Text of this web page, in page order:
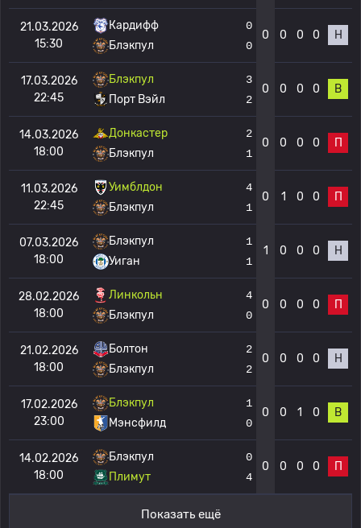
21.03.2026
15:30
Кардифф
Блэкпул
0
0
0 0 0 0 Н
17.03.2026
22:45
Блэкпул
Порт Вэйл
3
2
0 0 0 0 В
14.03.2026
18:00
Донкастер
Блэкпул
2
1
0 0 0 0 П
11.03.2026
22:45
Уимблдон
Блэкпул
4
1
0 1 0 0 П
07.03.2026
18:00
Блэкпул
Уиган
1
1
1 0 0 0 Н
28.02.2026
18:00
Линкольн
Блэкпул
4
0
0 0 0 0 П
21.02.2026
18:00
Болтон
Блэкпул
2
2
0 0 0 0 Н
17.02.2026
23:00
Блэкпул
Мэнсфилд
1
0
0 0 1 0 В
14.02.2026
18:00
Блэкпул
Плимут
0
4
0 0 0 0 П
Показать ещё